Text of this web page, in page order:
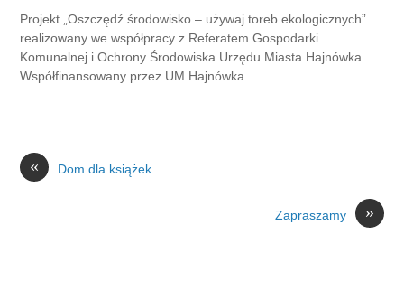
Projekt „Oszczędź środowisko – używaj toreb ekologicznych”
realizowany we współpracy z Referatem Gospodarki
Komunalnej i Ochrony Środowiska Urzędu Miasta Hajnówka.
Współfinansowany przez UM Hajnówka.
« Dom dla książek
»
Zapraszamy